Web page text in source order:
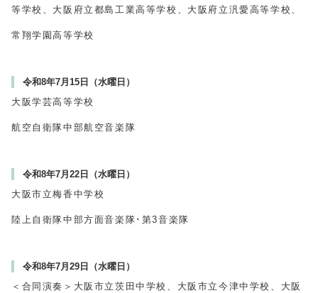
等学校、大阪府立都島工業高等学校、大阪府立汎愛高等学校、
常翔学園高等学校
令和8年7月15日（水曜日）
大阪学芸高等学校
航空自衛隊中部航空音楽隊
令和8年7月22日（水曜日）
大阪市立梅香中学校
陸上自衛隊中部方面音楽隊･第3音楽隊
令和8年7月29日（水曜日）
＜合同演奏＞大阪市立茨田中学校、大阪市立今津中学校、大阪